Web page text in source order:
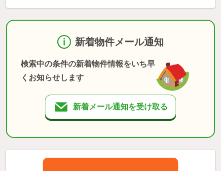
新着物件メール通知
検索中の条件の新着物件情報をいち早
くお知らせします
新着メール通知を受け取る